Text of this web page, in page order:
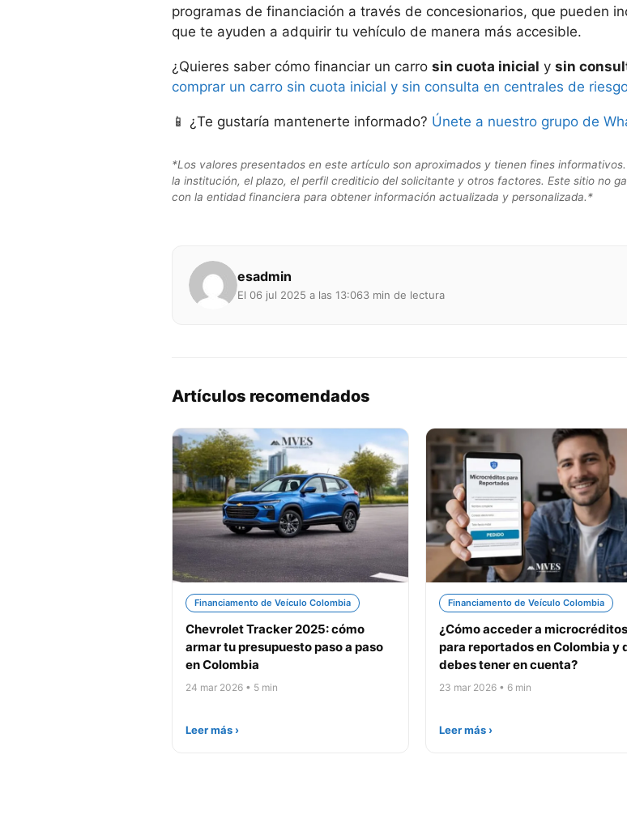
programas de financiación a través de concesionarios, que pueden
que te ayuden a adquirir tu vehículo de manera más accesible.
¿Quieres saber cómo financiar un carro sin cuota inicial y sin
comprar un carro sin cuota inicial y sin consulta en centrales de
📱 ¿Te gustaría mantenerte informado? Únete a nuestro grupo de
*Los valores presentados en este artículo son aproximados y tienen fines
la institución, el plazo, el perfil crediticio del solicitante y otros factores. Este sitio no
con la entidad financiera para obtener información actualizada y personalizada.*
esadmin
El 06 jul 2025 a las 13:063 min de lectura
Artículos recomendados
Financiamento de Veículo Colombia
Chevrolet Tracker 2025: cómo
armar tu presupuesto paso a paso
en Colombia
24 mar 2026 • 5 min
Leer más ›
Financiamento de Veículo Colombia
¿Cómo acceder a microcréditos
para reportados en Colombia y
debes tener en cuenta?
23 mar 2026 • 6 min
Leer más ›